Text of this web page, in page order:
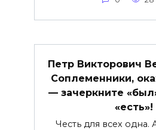
Петр Викторович
Соплеменники,
— зачеркните
«есть»!
Честь для всех одна.